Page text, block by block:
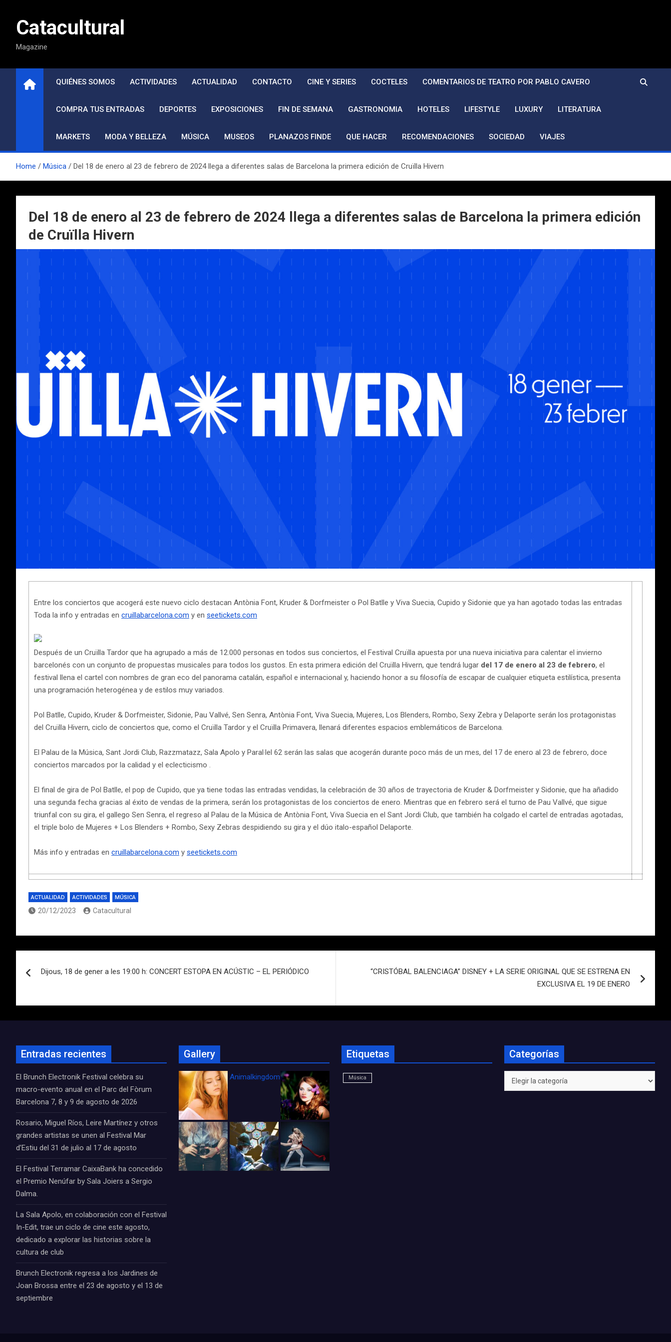
contenidoCatacultural
Magazine
QUIÉNES SOMOS ACTIVIDADES ACTUALIDAD CONTACTO CINE Y SERIES COCTELES COMENTARIOS DE TEATRO POR PABLO CAVERO
COMPRA TUS ENTRADAS DEPORTES EXPOSICIONES FIN DE SEMANA GASTRONOMIA HOTELES LIFESTYLE LUXURY LITERATURA
MARKETS MODA Y BELLEZA MÚSICA MUSEOS PLANAZOS FINDE QUE HACER RECOMENDACIONES SOCIEDAD VIAJES
Home Música Del 18 de enero al 23 de febrero de 2024 llega a diferentes salas de Barcelona la primera edición de Cruïlla Hivern
Del 18 de enero al 23 de febrero de 2024 llega a diferentes salas de Barcelona la primera edición
de Cruïlla Hivern
Entre los conciertos que acogerá este nuevo ciclo destacan Antònia Font, Kruder & Dorfmeister o Pol Batlle y Viva Suecia, Cupido y Sidonie que ya han agotado todas las entradas
Toda la info y entradas en cruillabarcelona.com y en seetickets.com
Después de un Cruïlla Tardor que ha agrupado a más de 12.000 personas en todos sus conciertos, el Festival Cruïlla apuesta por una nueva iniciativa para calentar el invierno
barcelonés con un conjunto de propuestas musicales para todos los gustos. En esta primera edición del Cruïlla Hivern, que tendrá lugar del 17 de enero al 23 de febrero, el
festival llena el cartel con nombres de gran eco del panorama catalán, español e internacional y, haciendo honor a su filosofía de escapar de cualquier etiqueta estilística, presenta
una programación heterogénea y de estilos muy variados.
Pol Batlle, Cupido, Kruder & Dorfmeister, Sidonie, Pau Vallvé, Sen Senra, Antònia Font, Viva Suecia, Mujeres, Los Blenders, Rombo, Sexy Zebra y Delaporte serán los protagonistas
del Cruïlla Hivern, ciclo de conciertos que, como el Cruïlla Tardor y el Cruïlla Primavera, llenará diferentes espacios emblemáticos de Barcelona.
El Palau de la Música, Sant Jordi Club, Razzmatazz, Sala Apolo y Paral·lel 62 serán las salas que acogerán durante poco más de un mes, del 17 de enero al 23 de febrero, doce
conciertos marcados por la calidad y el eclecticismo .
El final de gira de Pol Batlle, el pop de Cupido, que ya tiene todas las entradas vendidas, la celebración de 30 años de trayectoria de Kruder & Dorfmeister y Sidonie, que ha añadido
una segunda fecha gracias al éxito de vendas de la primera, serán los protagonistas de los conciertos de enero. Mientras que en febrero será el turno de Pau Vallvé, que sigue
triunfal con su gira, el gallego Sen Senra, el regreso al Palau de la Música de Antònia Font, Viva Suecia en el Sant Jordi Club, que también ha colgado el cartel de entradas agotadas,
el triple bolo de Mujeres + Los Blenders + Rombo, Sexy Zebras despidiendo su gira y el dúo italo-español Delaporte.
Más info y entradas en cruillabarcelona.com y seetickets.com
ACTUALIDAD ACTIVIDADES MÚSICA
20/12/2023 Catacultural
de
entradas
Dijous, 18 de gener a les 19:00 h: CONCERT ESTOPA EN ACÚSTIC – EL PERIÓDICO
“CRISTÓBAL BALENCIAGA” DISNEY + LA SERIE ORIGINAL QUE SE ESTRENA EN
EXCLUSIVA EL 19 DE ENERO
Entradas recientes
El Brunch Electronik Festival celebra su
macro-evento anual en el Parc del Fòrum
Barcelona 7, 8 y 9 de agosto de 2026
Rosario, Miguel Ríos, Leire Martínez y otros
grandes artistas se unen al Festival Mar
d’Estiu del 31 de julio al 17 de agosto
El Festival Terramar CaixaBank ha concedido
el Premio Nenúfar by Sala Joiers a Sergio
Dalma.
La Sala Apolo, en colaboración con el Festival
In-Edit, trae un ciclo de cine este agosto,
dedicado a explorar las historias sobre la
cultura de club
Brunch Electronik regresa a los Jardines de
Joan Brossa entre el 23 de agosto y el 13 de
septiembre
Gallery
Animalkingdom_FichaCine
Etiquetas
Música
Categorías
Categorías